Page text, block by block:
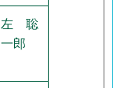
左 聡
一郎